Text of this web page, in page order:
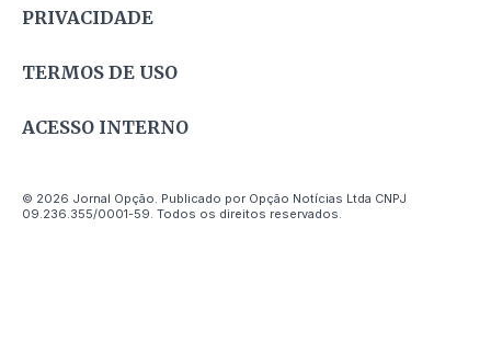
PRIVACIDADE
TERMOS DE USO
ACESSO INTERNO
© 2026 Jornal Opção. Publicado por Opção Notícias Ltda CNPJ
09.236.355/0001-59. Todos os direitos reservados.